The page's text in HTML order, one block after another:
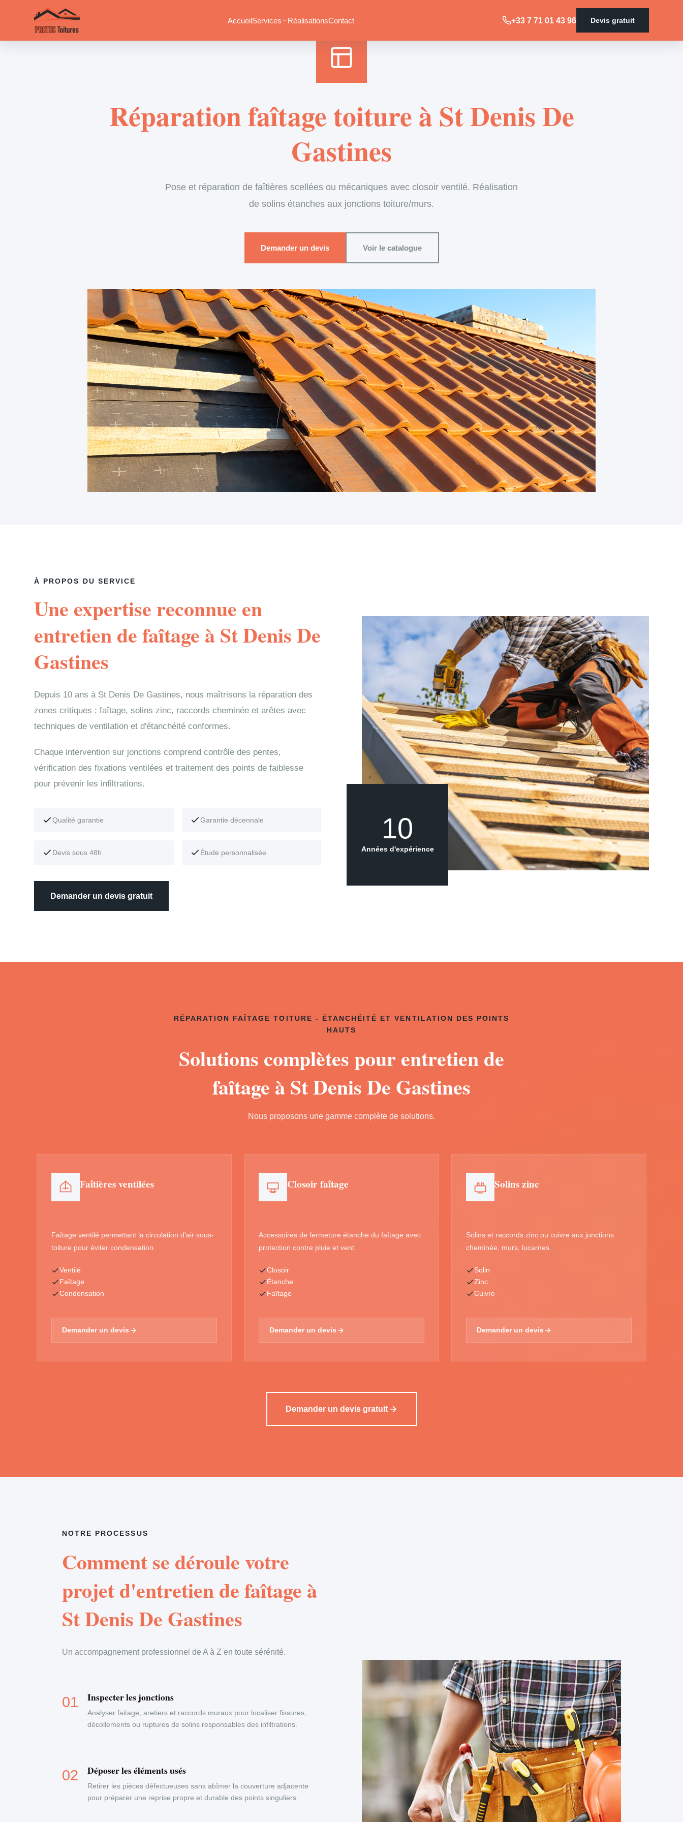
AccueilServices RéalisationsContact +33 7 71 01 43 96 Devis gratuit
Réparation faîtage toiture à St Denis De
Gastines
Pose et réparation de faîtières scellées ou mécaniques avec closoir ventilé. Réalisation
de solins étanches aux jonctions toiture/murs.
Demander un devis Voir le catalogue
À PROPOS DU SERVICE
Une expertise reconnue en
entretien de faîtage à St Denis De
Gastines
Depuis 10 ans à St Denis De Gastines, nous maîtrisons la réparation des
zones critiques : faîtage, solins zinc, raccords cheminée et arêtes avec
techniques de ventilation et d'étanchéité conformes.
Chaque intervention sur jonctions comprend contrôle des pentes,
vérification des fixations ventilées et traitement des points de faiblesse
pour prévenir les infiltrations.
Qualité garantie Garantie décennale
Devis sous 48h Étude personnalisée
Demander un devis gratuit
10
Années d'expérience
RÉPARATION FAÎTAGE TOITURE - ÉTANCHÉITÉ ET VENTILATION DES POINTS
HAUTS
Solutions complètes pour entretien de
faîtage à St Denis De Gastines
Nous proposons une gamme complète de solutions.
Faîtières ventilées
Faîtage ventilé permettant la circulation d'air sous-
toiture pour éviter condensation.
Ventilé
Faîtage
Condensation
Demander un devis
Closoir faîtage
Accessoires de fermeture étanche du faîtage avec
protection contre pluie et vent.
Closoir
Étanche
Faîtage
Demander un devis
Solins zinc
Solins et raccords zinc ou cuivre aux jonctions
cheminée, murs, lucarnes.
Solin
Zinc
Cuivre
Demander un devis
Demander un devis gratuit
NOTRE PROCESSUS
Comment se déroule votre
projet d'entretien de faîtage à
St Denis De Gastines
Un accompagnement professionnel de A à Z en toute sérénité.
Inspecter les jonctions
Analyser faitage, aretiers et raccords muraux pour localiser fissures,
décollements ou ruptures de solins responsables des infiltrations.
Déposer les éléments usés
Retirer les pièces défectueuses sans abîmer la couverture adjacente
pour préparer une reprise propre et durable des points singuliers.